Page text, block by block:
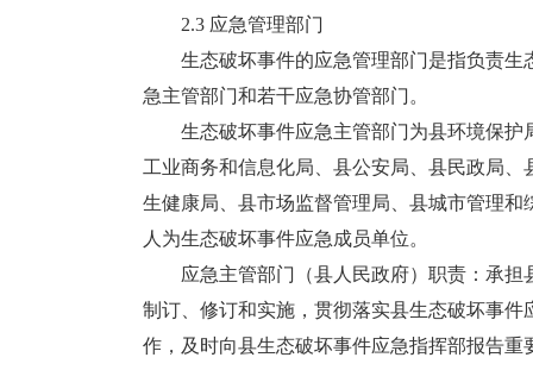
2.3 应急管理部门
生态破坏事件的应急管理部门是指负责生
急主管部门和若干应急协管部门。
生态破坏事件应急主管部门为县环境保护
工业商务和信息化局、县公安局、县民政局
生健康局、县市场监督管理局、县城市管理
人为生态破坏事件应急成员单位。
应急主管部门（县人民政府）职责：承担
制订、修订和实施，贯彻落实县生态破坏事
作，及时向县生态破坏事件应急指挥部报告